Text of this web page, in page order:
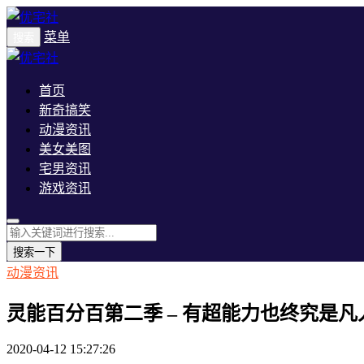
菜单
首页
新奇搞笑
动漫资讯
美女美图
宅男资讯
游戏资讯
搜索一下
动漫资讯
灵能百分百第二季 – 有超能力也终究是凡
2020-04-12 15:27:26